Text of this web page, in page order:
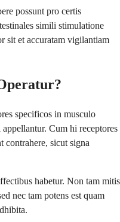
possunt pro certis
simili stimulatione
sit et accuratam vigilantiam
specificos in musculo
Cum hi receptores
contrahere, sicut signa
habetur. Non tam mitis
nec tam potens est quam